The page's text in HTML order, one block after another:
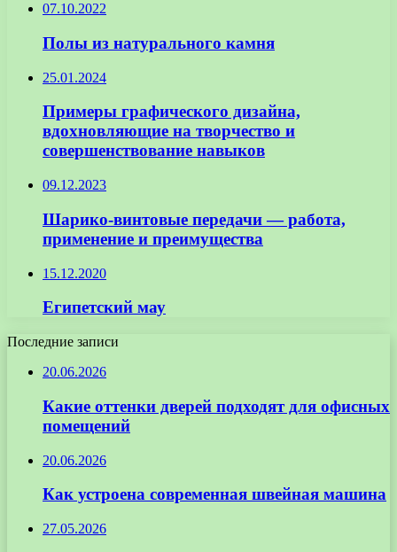
07.10.2022
Полы из натурального камня
25.01.2024
Примеры графического дизайна,
вдохновляющие на творчество и
совершенствование навыков
09.12.2023
Шарико-винтовые передачи — работа,
применение и преимущества
15.12.2020
Египетский мау
Последние записи
20.06.2026
Какие оттенки дверей подходят для офисных
помещений
20.06.2026
Как устроена современная швейная машина
27.05.2026